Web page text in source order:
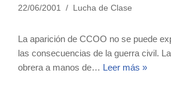
22/06/2001 Lucha de Clase
La aparición de CCOO no se puede
las consecuencias de la guerra civil.
obrera a manos de… Leer más »